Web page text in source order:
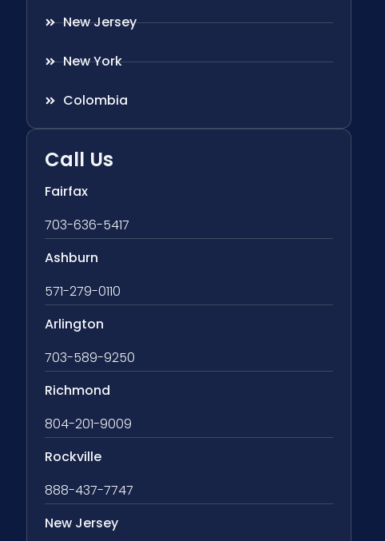
New Jersey
New York
Colombia
Call Us
Fairfax
703-636-5417
Ashburn
571-279-0110
Arlington
703-589-9250
Richmond
804-201-9009
Rockville
888-437-7747
New Jersey